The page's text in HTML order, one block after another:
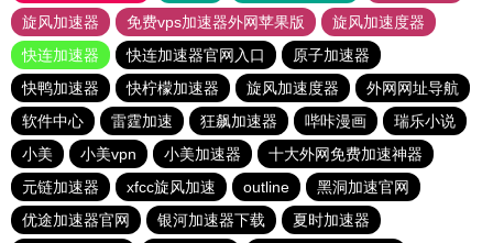
旋风加速器
免费vps加速器外网苹果版
旋风加速度器
快连加速器
快连加速器官网入口
原子加速器
快鸭加速器
快柠檬加速器 旋风加速度器
外网网址导航
软件中心
雷霆加速 狂飙加速器 哔咔漫画
瑞乐小说
小美
小美vpn 小美加速器
十大外网免费加速神器
元链加速器
xfcc旋风加速 outline
黑洞加速官网
优途加速器官网
银河加速器下载
夏时加速器